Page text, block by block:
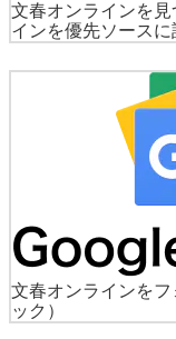
文春オンラインを
インを優先ソースに
文春オンラインをフ
ック）